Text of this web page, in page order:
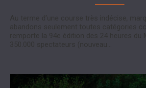
Au terme d’une course très indécise,
abandons seulement toutes catégories
remporte la 94e édition des 24 heures du
350.000 spectateurs (nouveau…